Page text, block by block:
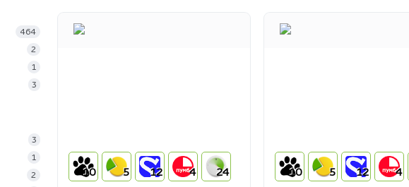
464
2
1
3
3
1
2 10 5 12 4 24 10 5 12 4